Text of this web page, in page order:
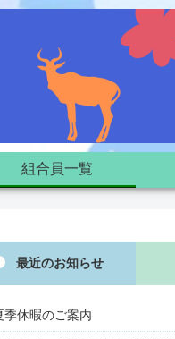
組合員一覧
最近のお知らせ
季休暇のご案内